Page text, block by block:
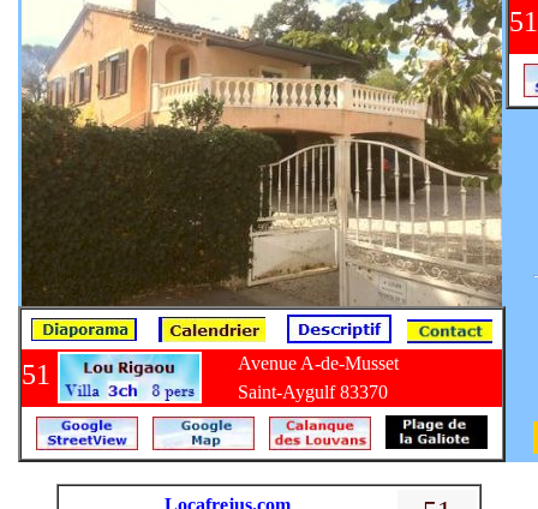
51
Avenue A-de-Musset
Saint-Aygulf 83370
Locafrejus.com